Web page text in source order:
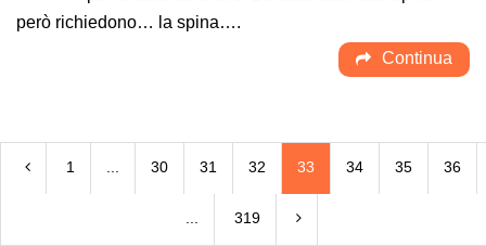
però richiedono… la spina….
Continua
1 30 31 32 33 34 35 36
319